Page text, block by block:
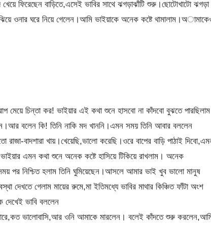
বাড়িতে,এসেই ভাবির সাথে ঝগড়াঝাঁটি শুরু।ছোটোখাটো ঝগড়া
ওনার ঘরে নিয়ে গেলেন।আমি ভাইয়াকে অনেক কষ্টে
চিন্তা কর! ভাইয়ার এই কথা শুনে হাসবো না কাঁদবো বুঝতে পারছিলাম
বলেন কি! তিনি নাকি মদ খাননি।এমন সময় তিনি আবার বললেন
বাদশারা খায়।খেয়েছি,ভালো করেছি।ওরে বাপের বাড়ি পাঠাই
এমন কথা শুনে অনেক কষ্টে হাসিয়ে টিকিয়ে রাখলাম। অনেক
পর নিশ্চিত হলাম তিনি ঘুমিয়েছেন।আসলে আমার ভাই খুব ভালো মানুষ
গেলাম মায়ের রুমে,মা ইতিমধ্যে ভাবির মাথার কিঞ্চিত ফাঁটা অংশ
দেখেই ভাবি বললেন
ভালোবাসি,আর ওনি আমাকে মারলেন। বলেই কাঁদতে শুরু